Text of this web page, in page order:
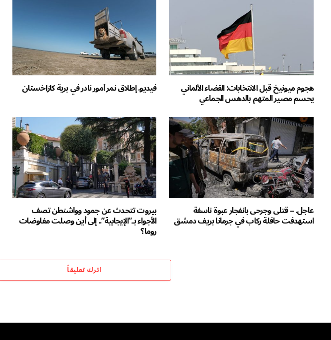
هجوم ميونيخ قبل الانتخابات: القضاء الألماني
يحسم مصير المتهم بالدهس الجماعي
فيديو. إطلاق نمر آمور نادر في برية كازاخستان
عاجل. – قتلى وجرحى بانفجار عبوة ناسفة
استهدفت حافلة ركاب في جرمانا بريف دمشق
بيروت تتحدث عن جمود وواشنطن تصف
الأجواء بـ”الإيجابية”.. إلى أين وصلت مفاوضات
روما؟
اترك تعليقاً